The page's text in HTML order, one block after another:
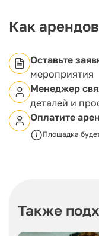
тренинги,
Как
Оставьте
мероприятия
Менеджер
деталей и
Оплатите
Площадка
Также